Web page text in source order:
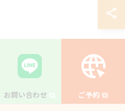
お問い合わせ ご予約